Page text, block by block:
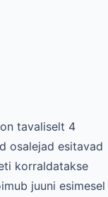
tavaliselt 4
osalejad esitavad
korraldatakse
juuni esimesel